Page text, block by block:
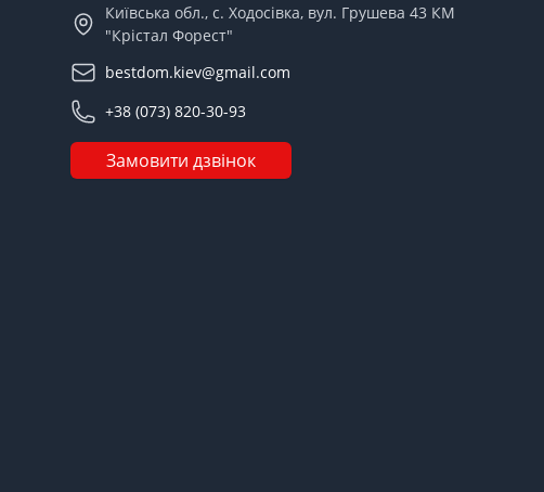
Київська обл., с. Ходосівка, вул. Грушева 43 КМ
"Крістал Форест"
bestdom.kiev@gmail.com
+38 (073) 820-30-93
Замовити дзвінок